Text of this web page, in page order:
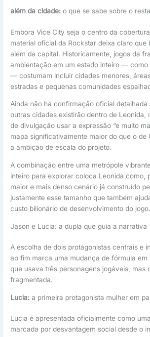
além da cidade: o que se sabe sobre o
Embora Vice City seja o centro da
material oficial da Rockstar deixa claro que
além da capital. Historicamente, jogos da
ambientação em um estado inteiro — como
— costumam incluir cidades menores,
estradas e pequenas comunidades
Ainda não há confirmação oficial detalhada
outras cidades existirão dentro de Leonida,
de divulgação usar a expressão “e muito
mapa significativamente maior do que o de
a ambição de escala do projeto.
A combinação entre uma metrópole
inteiro para explorar coloca Leonida como,
maior e mais denso cenário já construído
justamente esse tamanho que também
custo bilionário de desenvolvimento do jogo.
Jason e Lucia: a dupla que guia a narrativa
A escolha de dois protagonistas centrais e
ao fim marca uma mudança de fórmula em
que usava três personagens jogáveis, mas
fragmentada.
Lucia: a primeira protagonista mulher em
Lucia é apresentada oficialmente como
marcada por desvantagem social desde o